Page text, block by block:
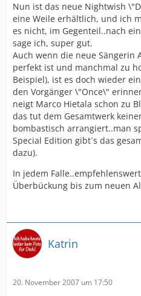
Nun ist das neue Nightwish
eine Weile erhältlich, und ich
es nicht, im Gegenteil..nach
sage ich, super gut.
Auch wenn die neue Sängerin
perfekt ist und manchmal zu
Beispiel), ist es doch wieder
den Vorgänger \"Once\"
neigt Marco Hietala schon zu
das tut dem Gesamtwerk
bombastisch arrangiert..man
Special Edition gibt`s das
dazu).
In jedem
Überbückung bis zum neuen
Katrin
20. November 2007 um 17:50